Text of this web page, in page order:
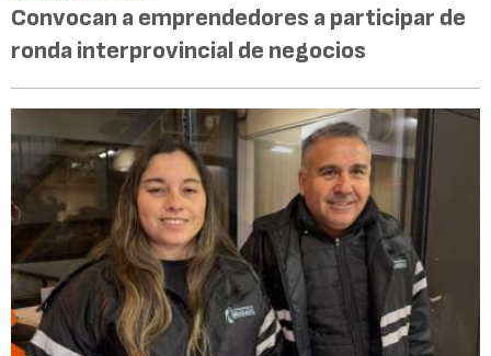
Convocan a emprendedores a participar de
ronda interprovincial de negocios